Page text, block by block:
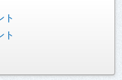
ト
ト